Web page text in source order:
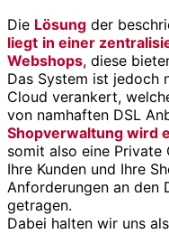
Die Lösung der
liegt in einer
Webshops, diese
Das System ist jedoch
Cloud verankert,
von namhaften DSL
Shopverwaltung wird
somit also eine Private
Ihre Kunden und Ihre
Anforderungen an den
getragen.
Dabei halten wir uns